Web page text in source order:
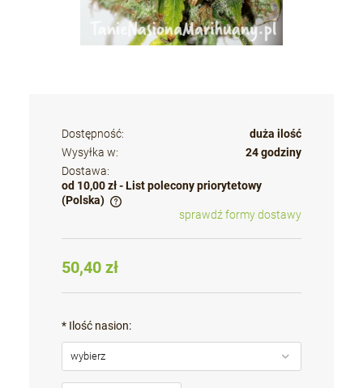
Dostępność:
duża ilość
Wysyłka w:
24 godziny
Dostawa:
od 10,00 zł - List polecony priorytetowy
(Polska)
Cena nie zawiera ewentualnych kosztów płatności
sprawdź formy dostawy
50,40 zł
* Ilość nasion: